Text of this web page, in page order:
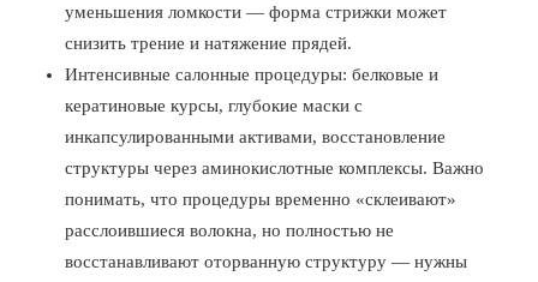
уменьшения ломкости — форма стрижки может
снизить трение и натяжение прядей.
Интенсивные салонные процедуры: белковые и
кератиновые курсы, глубокие маски с
инкапсулированными активами, восстановление
структуры через аминокислотные комплексы. Важно
понимать, что процедуры временно «склеивают»
расслоившиеся волокна, но полностью не
восстанавливают оторванную структуру — нужны